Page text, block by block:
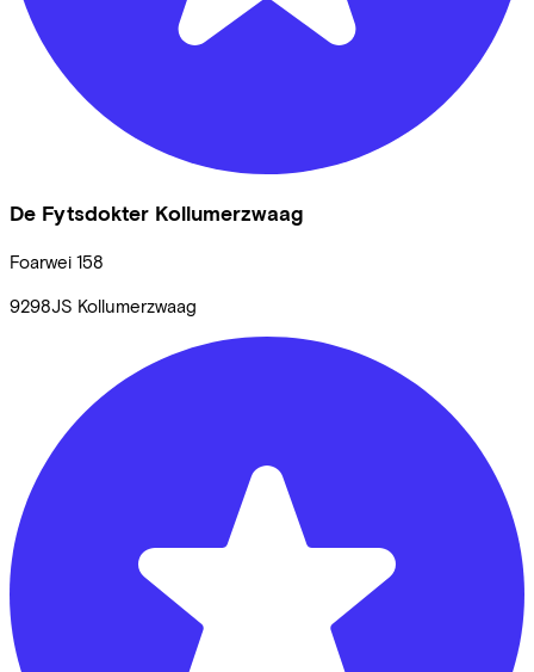
De Fytsdokter Kollumerzwaag
Foarwei 158
9298JS Kollumerzwaag